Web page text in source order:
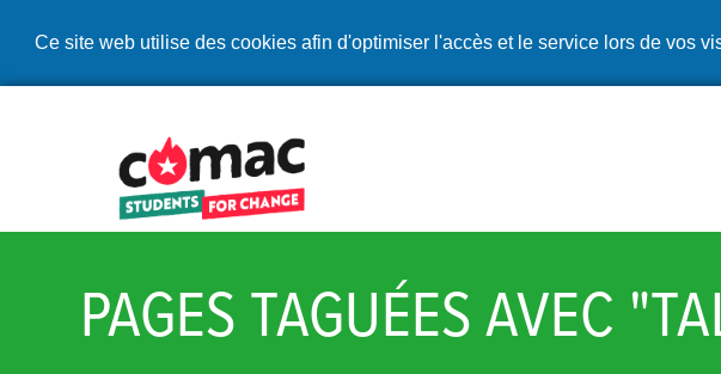
Ce site web utilise des cookies afin d'optimiser l'accès et le service lors de vos
PAGES TAGUÉES AVEC